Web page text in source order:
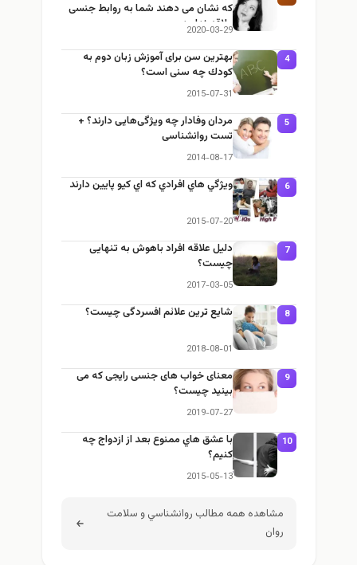
که نشان می دهند شما به روابط جنسی
علاقه ندارید
2020-03-29
بهترین سن برای آموزش زبان دوم به
كودك چه سنی است؟
2015-07-31
مردان وفادار چه ویژگی‌هایی دارند؟ +
تست روانشناسی
2014-08-17
ويژگي هاي افرادي كه اي كيو پایین دارند
2015-07-20
دلیل علاقه افراد باهوش به تنهایی
چیست؟
2017-03-05
شایع ترین علائم افسردگی چیست؟
2018-08-01
معنای خواب های جنسی رایجی که می
بینید چیست؟
با عشق هاي ممنوع بعد از ازدواج چه
كنيم؟
2015-05-13
مشاهده همه مطالب روانشناسي و سلامت